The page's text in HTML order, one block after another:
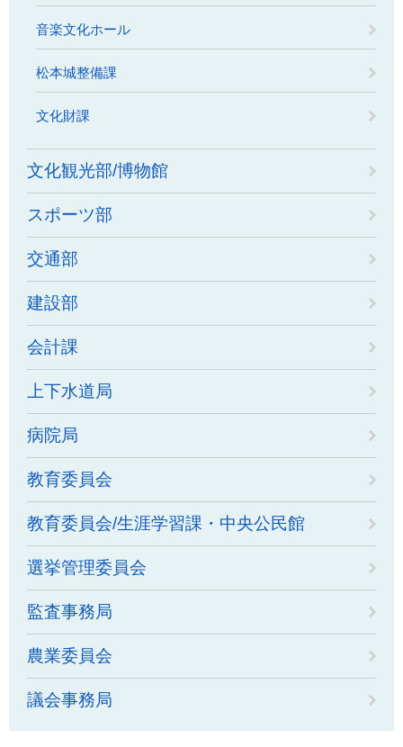
音楽文化ホール
松本城整備課
文化財課
文化観光部/博物館
スポーツ部
交通部
建設部
会計課
上下水道局
病院局
教育委員会
教育委員会/生涯学習課・中央公民館
選挙管理委員会
監査事務局
農業委員会
議会事務局